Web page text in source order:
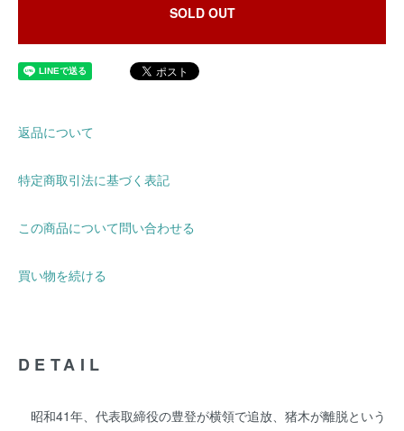
SOLD OUT
返品について
特定商取引法に基づく表記
この商品について問い合わせる
買い物を続ける
DETAIL
昭和41年、代表取締役の豊登が横領で追放、猪木が離脱という